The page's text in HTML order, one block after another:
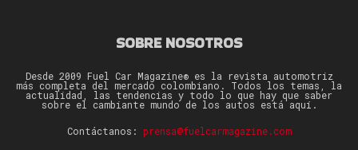
SOBRE NOSOTROS
Desde 2009 Fuel Car Magazine® es la revista automotriz
más completa del mercado colombiano. Todos los temas, la
actualidad, las tendencias y todo lo que hay que saber
sobre el cambiante mundo de los autos está aquí.
Contáctanos: prensa@fuelcarmagazine.com